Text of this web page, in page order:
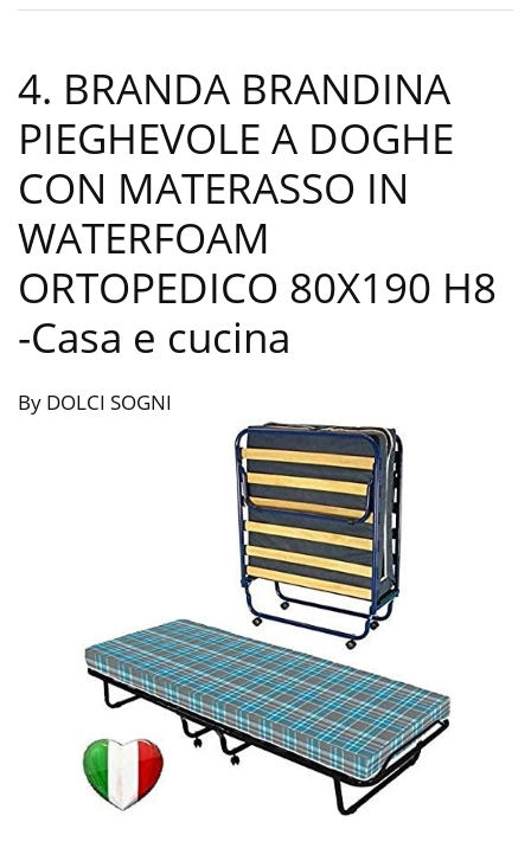
4. BRANDA BRANDINA
PIEGHEVOLE A DOGHE
CON MATERASSO IN
WATERFOAM
ORTOPEDICO 80X190 H8
-Casa e cucina
By DOLCI SOGNI